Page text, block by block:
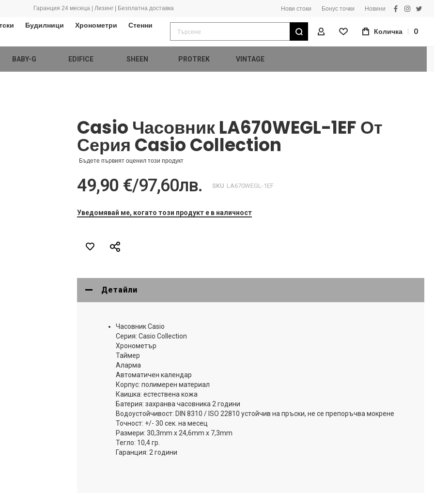
Гаранция 24 месеца | Лизинг | Безплатна доставка Нови стоки Бонус точки Новини
facebook
Будилници Хронометри
Стенни
Търсене
Моят ПрофилКоличка 0
BABY-G EDIFICE SHEEN PROTREK VINTAGE
Casio Часовник LA670WEGL-1EF От
Серия Casio Collection
Бъдете първият оценил този продукт
49,90 €/97,60лв. SKU LA670WEGL-1EF
Уведомявай ме, когато този продукт е в наличност
Детайли
Часовник Casio
Серия: Casio Collection
Хронометър
Таймер
Аларма
Автоматичен календар
Корпус: полимерен материал
Каишка: естествена кожа
Батерия: захранва часовника 2 години
Водоустойчивост: DIN 8310 / ISO 22810 устойчив на пръски, не се препоръчва мокрене
Точност: +/- 30 сек. на месец
Размери: 30,3mm x 24,6mm x 7,3mm
Тегло: 10,4 гр.
Гаранция: 2 години